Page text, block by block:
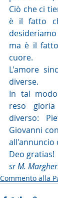
Ciò che ci
è il fatto
ma è il
cuore.
L'amore
diverse.
In tal
reso
diverso:
Giovanni
all'annuncio
Deo gratias!
sr M.
Commento alla